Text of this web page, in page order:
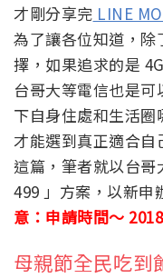
才剛分享完 LINE
為了讓各位知道，
擇，如果追求的是
台哥大等電信也是
下自身住處和生活圈
才能選到真正適合自
這篇，筆者就以台
499 」方案，以新申
意：申請時間～
母親節全民吃到